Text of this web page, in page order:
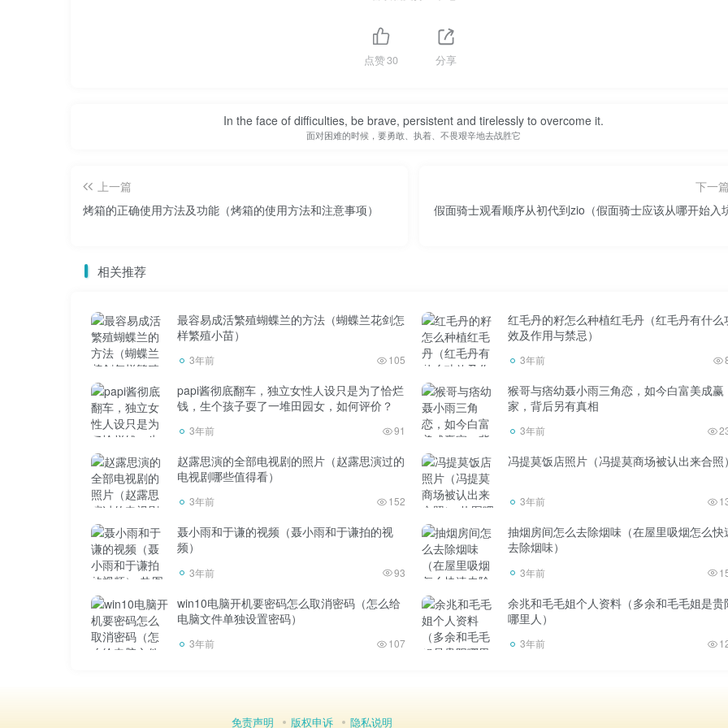
1 立方米锇= 22.59吨锇是元素周期表第六周期的第VIII族元素，铂族金属成员。元素符号是Os，原子序数是
金。锇与铑、钌、铱或铂的合金常被用作电唱机、自来水笔、钟表和仪器的轴承。锇在空气中非常稳定，熔点
2700摄氏度。不溶于普通酸，即使在王水中也不会被腐蚀。
根据公式质量=体积×密度，不同的物质密度不同，1 立方米的质量自然也不同。比如水的密度是1(1000 kg/
立方米)，1吨= 1000 kg，那么1 立方米水=1X1=1吨。
在这里，我们来看看生活中常见的物体1 立方米对应的质量。1 立方米空气= 0.00129吨1 立方米汽油= 0.7
1 立方米大米= 0.75吨1 立方米柴油= 0.8吨1 立方米植物油= 0.9吨1 立方米水=
1 立方米水泥= 1.3吨1 立方米沙子= 1.4吨
点赞30 分享
In the face of difficulties, be brave, persistent and tirelessly to overcome it.
面对困难的时候，要勇敢、执着、不畏艰辛地去战胜它
上一篇
烤箱的正确使用方法及功能（烤箱的使用方法和注意事项）
下一篇
假面骑士观看顺序从初代到zio（假面骑士应该从哪开始入
相关推荐
最容易成活繁殖蝴蝶兰的方法（蝴蝶兰花剑怎
样繁殖小苗）
3年前 105
红毛丹的籽怎么种植红毛丹（红毛丹有什么
效及作用与禁忌）
3年前
papi酱彻底翻车，独立女性人设只是为了恰烂
钱，生个孩子耍了一堆田园女，如何评价？
3年前 91
猴哥与痞幼聂小雨三角恋，如今白富美成赢
家，背后另有真相
3年前
赵露思演的全部电视剧的照片（赵露思演过的
电视剧哪些值得看）
3年前 152
冯提莫饭店照片（冯提莫商场被认出来合照）
3年前
聂小雨和于谦的视频（聂小雨和于谦拍的视
频）
3年前 93
抽烟房间怎么去除烟味（在屋里吸烟怎么快
去除烟味）
3年前
win10电脑开机要密码怎么取消密码（怎么给
电脑文件单独设置密码）
3年前 107
余兆和毛毛姐个人资料（多余和毛毛姐是贵
哪里人）
3年前
免责声明 版权申诉 隐私说明